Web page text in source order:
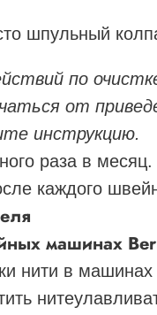
шпульный
по
от
инструкцию.
раза в
каждого
машинах
нити в